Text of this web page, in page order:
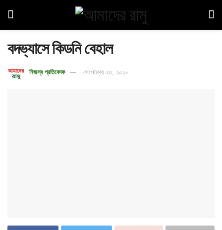
বদভ্যাসে কিডনি বেহাল
নিজস্ব প্রতিবেদক সেপ্টেম্বর ২৩, ২০১৮